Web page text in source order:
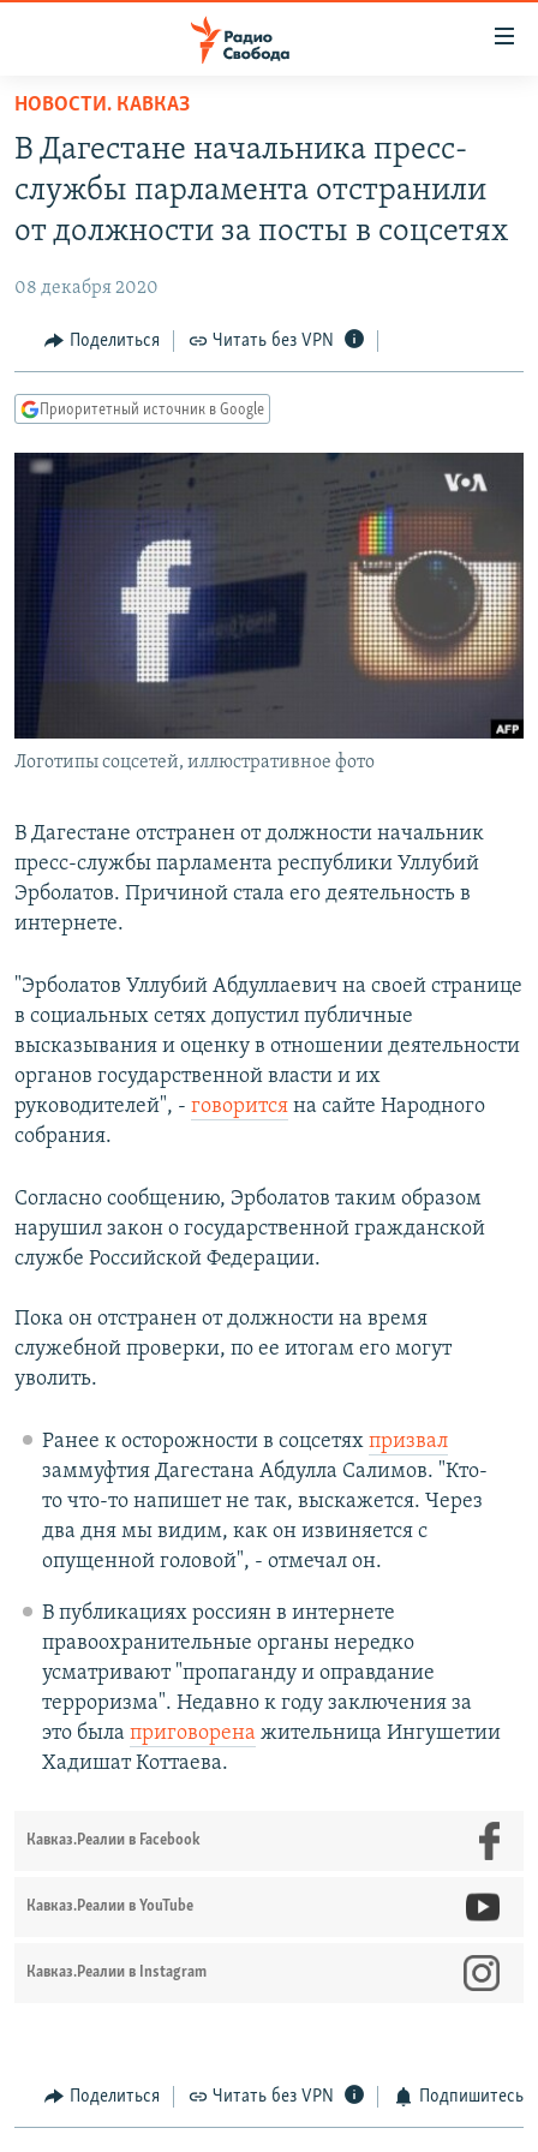
упрощенного
доступа
Вернуться
основному
Вернутся
Вернутся
поиску
ПОДКАСТЫ
АВТОРСКИЕ ПРОЕКТЫ
МНЕНИЯ
КУЛЬТУРА
КАВКАЗ.РЕАЛИИ
СЕВЕР.РЕАЛИИ
СИБИРЬ.РЕАЛИИ
РАСПИСАНИЕ ВЕЩАНИЯ
ПОДПИШИТЕСЬ НА РАССЫЛКУ
СОЦИАЛЬНЫЕ СЕТИ
Все сайты РСЕ/РС
НОВОСТИ. КАВКАЗ
В Дагестане начальника пресс-
службы парламента отстранили
от должности за посты в соцсетях
08 декабря 2020
Поделиться Читать без VPN
Приоритетный источник в Google
Логотипы соцсетей, иллюстративное фото
В Дагестане отстранен от должности начальник
пресс-службы парламента республики Уллубий
Эрболатов. Причиной стала его деятельность в
интернете.
"Эрболатов Уллубий Абдуллаевич на своей странице
в социальных сетях допустил публичные
высказывания и оценку в отношении деятельности
органов государственной власти и их
руководителей", - говорится на сайте Народного
собрания.
Согласно сообщению, Эрболатов таким образом
нарушил закон о государственной гражданской
службе Российской Федерации.
Пока он отстранен от должности на время
служебной проверки, по ее итогам его могут
уволить.
Ранее к осторожности в соцсетях призвал
заммуфтия Дагестана Абдулла Салимов. "Кто-
то что-то напишет не так, выскажется. Через
два дня мы видим, как он извиняется с
опущенной головой", - отмечал он.
В публикациях россиян в интернете
правоохранительные органы нередко
усматривают "пропаганду и оправдание
терроризма". Недавно к году заключения за
это была приговорена жительница Ингушетии
Хадишат Коттаева.
Кавказ.Реалии в Facebook
Кавказ.Реалии в YouTube
Кавказ.Реалии в Instagram
Поделиться Читать без VPN Подпишитесь